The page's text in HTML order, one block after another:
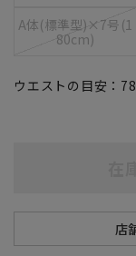
A体(標準型)×7号(1
80cm)
ウエストの目安： 78